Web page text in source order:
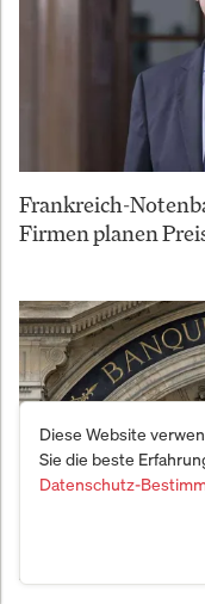
Frankreich-
Firmen planen
Diese Website
Sie die beste
Datenschutz-